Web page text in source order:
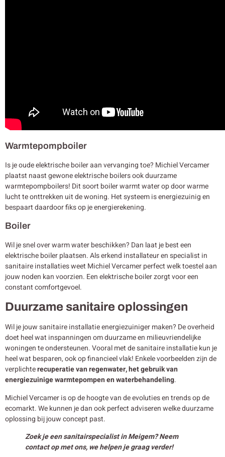
Warmtepompboiler
Is je oude elektrische boiler aan vervanging toe? Michiel Vercamer
plaatst naast gewone elektrische boilers ook duurzame
warmtepompboilers! Dit soort boiler warmt water op door warme
lucht te onttrekken uit de woning. Het systeem is energiezuinig en
bespaart daardoor fiks op je energierekening.
Boiler
Wil je snel over warm water beschikken? Dan laat je best een
elektrische boiler plaatsen. Als erkend installateur en specialist in
sanitaire installaties weet Michiel Vercamer perfect welk toestel aan
jouw noden kan voorzien. Een elektrische boiler zorgt voor een
constant comfortgevoel.
Duurzame sanitaire oplossingen
Wil je jouw sanitaire installatie energiezuiniger maken? De overheid
doet heel wat inspanningen om duurzame en milieuvriendelijke
woningen te ondersteunen. Vooral met de sanitaire installatie kun je
heel wat besparen, ook op financieel vlak! Enkele voorbeelden zijn de
verplichterecuperatie van regenwater, het gebruik van
energiezuinige warmtepompen en waterbehandeling.
Michiel Vercamer is op de hoogte van de evoluties en trends op de
ecomarkt. We kunnen je dan ook perfect adviseren welke duurzame
oplossing bij jouw concept past.
Zoek je een sanitairspecialist in Meigem? Neem
contact op met ons, we helpen je graag verder!